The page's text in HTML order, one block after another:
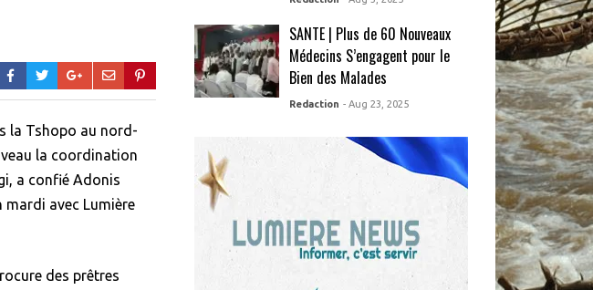
la Tshopo au nord-
la coordination
a confié Adonis
avec Lumière
des prêtres
SANTE | Plus de 60 Nouveaux
Médecins S’engagent pour le
Bien des Malades
Redaction - Aug 23, 2025